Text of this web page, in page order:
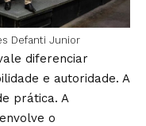
Defanti Junior
diferenciar
e autoridade. A
prática. A
o